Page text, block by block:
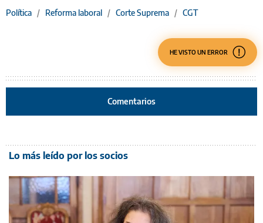
Política / Reforma laboral / Corte Suprema / CGT
HE VISTO UN ERROR
Comentarios
Lo más leído por los socios